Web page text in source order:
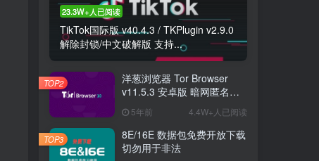
23.3W+人已阅读
TikTok国际版 v40.4.3 / TKPlugin v2.9.0
解除封锁/中文破解版 支持...
洋葱浏览器 Tor Browser
v11.5.3 安卓版 暗网匿名浏
览器
5年前 4.4W+人已阅读
TOP2
8E/16E 数据包免费开放下载
切勿用于非法
TOP3